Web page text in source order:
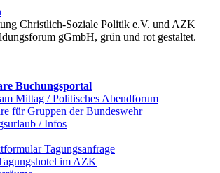
Buchungsportal
Mittag / Politisches Abendforum
für Gruppen der Bundeswehr
/ Infos
Tagungsanfrage
im AZK